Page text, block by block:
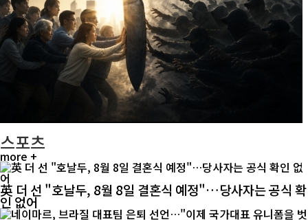
스포츠
more +
英 더 선 "호날두, 8월 8일 결혼식 예정"…당사자는 공식 확
인 없어